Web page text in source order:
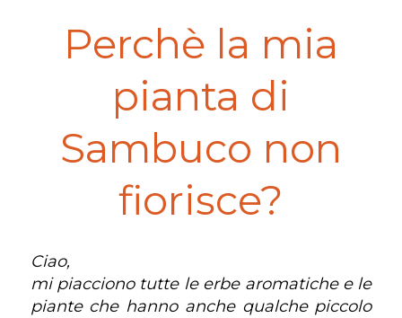
Perchè la mia
pianta di
Sambuco non
fiorisce?
Ciao,
mi piacciono tutte le erbe aromatiche e le
piante che hanno anche qualche piccolo